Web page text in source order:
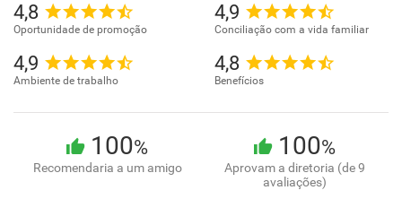
4,8
Oportunidade de promoção
4,9
Conciliação com a vida familiar
4,9
Ambiente de trabalho
4,8
Benefícios
100%
Recomendaria a um amigo
100%
Aprovam a diretoria (de 9
avaliações)